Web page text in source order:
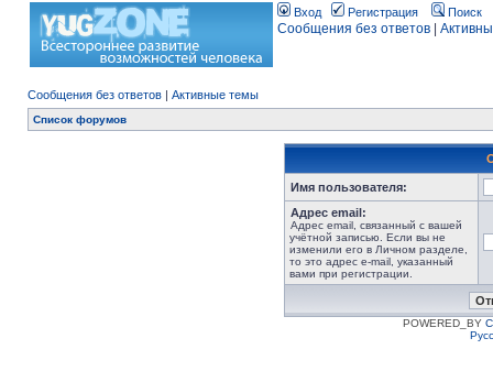
Вход Регистрация Поиск
Сообщения без ответов
Сообщения без ответов | Активные темы
Список форумов
Имя пользователя:
Адрес email:
Адрес email, связанный с вашей
учётной записью. Если вы не
изменили его в Личном разделе,
то это адрес e-mail, указанный
вами при регистрации.
POWERED_BY